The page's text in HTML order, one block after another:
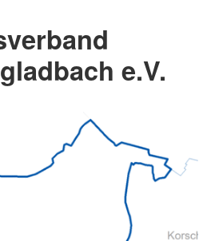
e.V.